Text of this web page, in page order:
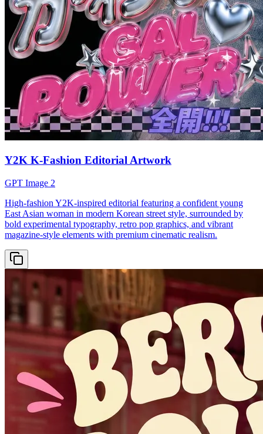
Y2K K-Fashion Editorial Artwork
GPT Image 2
High-fashion Y2K-inspired editorial featuring a confident young
East Asian woman in modern Korean street style, surrounded by
bold experimental typography, retro pop graphics, and vibrant
magazine-style elements with premium cinematic realism.